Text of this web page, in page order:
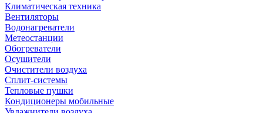
Климатическая техника
Вентиляторы
Водонагреватели
Метеостанции
Обогреватели
Осушители
Очистители воздуха
Сплит-системы
Тепловые пушки
Кондиционеры мобильные